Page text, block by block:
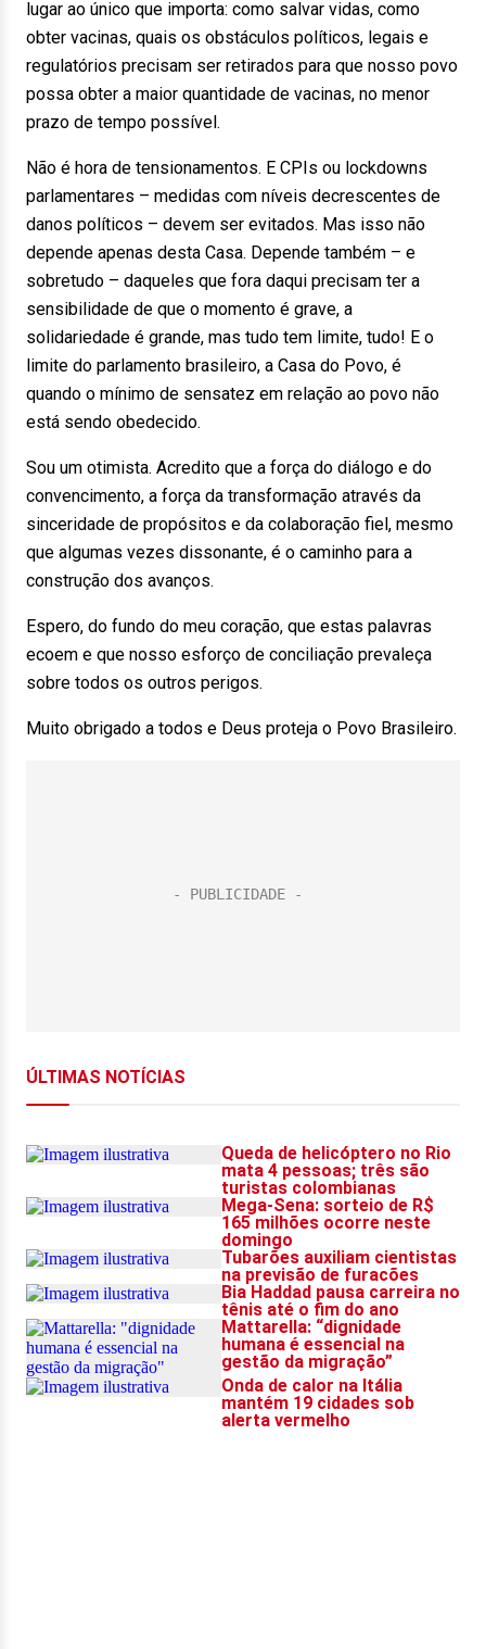
lugar ao único que importa: como salvar vidas, como
obter vacinas, quais os obstáculos políticos, legais e
regulatórios precisam ser retirados para que nosso povo
possa obter a maior quantidade de vacinas, no menor
prazo de tempo possível.
Não é hora de tensionamentos. E CPIs ou lockdowns
parlamentares – medidas com níveis decrescentes de
danos políticos – devem ser evitados. Mas isso não
depende apenas desta Casa. Depende também – e
sobretudo – daqueles que fora daqui precisam ter a
sensibilidade de que o momento é grave, a
solidariedade é grande, mas tudo tem limite, tudo! E o
limite do parlamento brasileiro, a Casa do Povo, é
quando o mínimo de sensatez em relação ao povo não
está sendo obedecido.
Sou um otimista. Acredito que a força do diálogo e do
convencimento, a força da transformação através da
sinceridade de propósitos e da colaboração fiel, mesmo
que algumas vezes dissonante, é o caminho para a
construção dos avanços.
Espero, do fundo do meu coração, que estas palavras
ecoem e que nosso esforço de conciliação prevaleça
sobre todos os outros perigos.
Muito obrigado a todos e Deus proteja o Povo Brasileiro.